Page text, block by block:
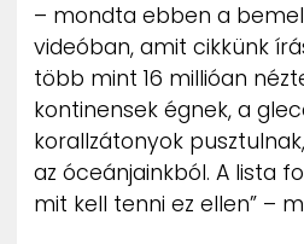
– mondta ebben a
videóban, amit cikkünk
több mint 16 millióan
kontinensek égnek, a
korallzátonyok
az óceánjainkból. A lista
mit kell tenni ez ellen” –